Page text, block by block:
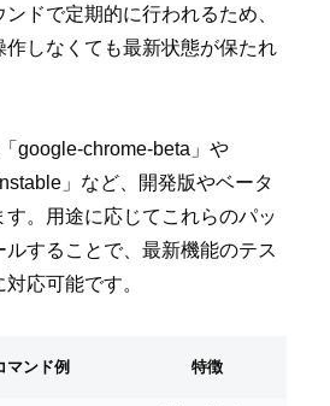
ドで定期的に行われるため、
作しなくても最新状態が保たれ
google-chrome-beta」や
」など、開発版やベータ
。用途に応じてこれらのパッ
することで、最新機能のテス
応可能です。
マンド例 特徴